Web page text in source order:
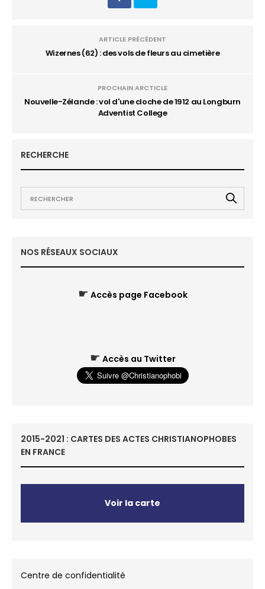
ARTICLE PRÉCÉDENT
Wizernes (62) : des vols de fleurs au cimetière
PROCHAIN ARCTICLE
Nouvelle-Zélande : vol d'une cloche de 1912 au Longburn
Adventist College
RECHERCHE
NOS RÉSEAUX SOCIAUX
☛ Accès page Facebook
☛ Accès au Twitter
2015-2021 : CARTES DES ACTES CHRISTIANOPHOBES
EN FRANCE
Voir la carte
Centre de confidentialité